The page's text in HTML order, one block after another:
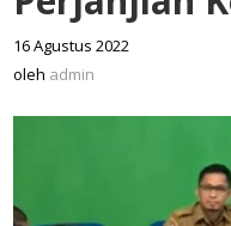
16 Agustus 2022
oleh admin